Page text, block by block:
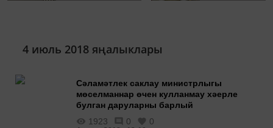
4 июль 2018 яңалыклары
Сәламәтлек саклау министрлыгы
мөселманнар өчен кулланмау хәерле
булган даруларны барлый
1923
0 0